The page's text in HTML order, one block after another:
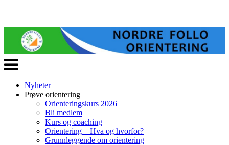
Veksle
navigasjon
Nyheter
Prøve orientering
Orienteringskurs 2026
Bli medlem
Kurs og coaching
Orientering – Hva og hvorfor?
Grunnleggende om orientering